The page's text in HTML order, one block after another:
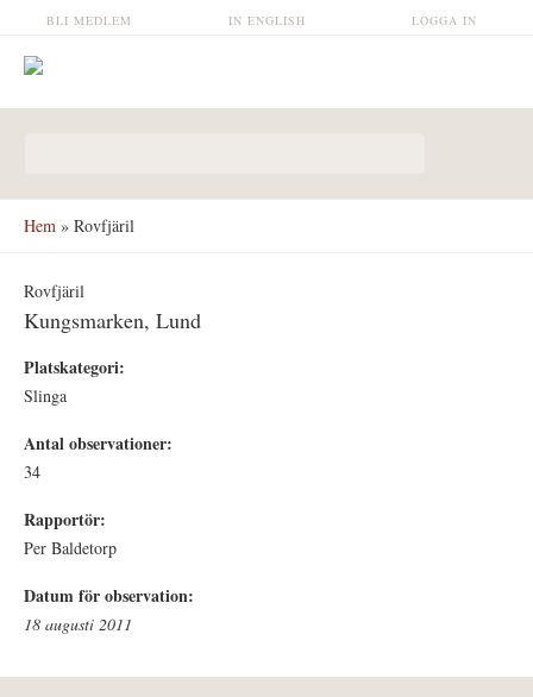
Hoppa till huvudinnehåll LOGGA IN
IN ENGLISH
BLI MEDLEM
Hem » Rovfjäril
Rovfjäril
Kungsmarken, Lund
Platskategori:
Slinga
Antal observationer:
34
Rapportör:
Per Baldetorp
Datum för observation:
18 augusti 2011